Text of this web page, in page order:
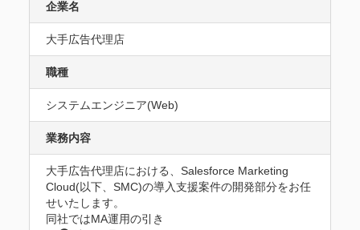
企業名
大手広告代理店
職種
システムエンジニア(Web)
業務内容
大手広告代理店における、Salesforce Marketing
Cloud(以下、SMC)の導入支援案件の開発部分をお任
せいたします。
同社ではMA運用の引き